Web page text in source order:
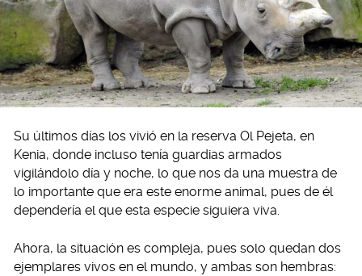
Su últimos días los vivió en la reserva Ol Pejeta, en
Kenia, donde incluso tenía guardias armados
vigilándolo día y noche, lo que nos da una muestra de
lo importante que era este enorme animal, pues de él
dependería el que esta especie siguiera viva.
Ahora, la situación es compleja, pues solo quedan dos
ejemplares vivos en el mundo, y ambas son hembras: